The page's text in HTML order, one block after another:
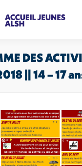
DES
|| 14 – 17